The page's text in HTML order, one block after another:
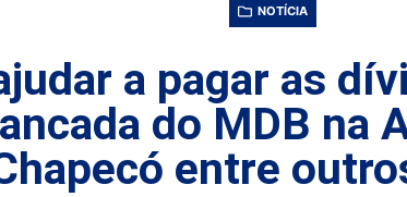
NOTÍCIA
a pagar as
do MDB na
entre